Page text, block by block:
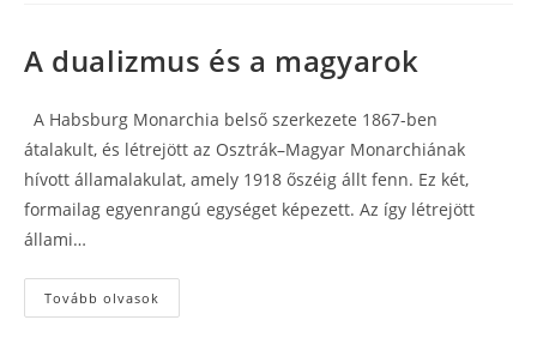
A dualizmus és a magyarok
A Habsburg Monarchia belső szerkezete 1867-ben
átalakult, és létrejött az Osztrák–Magyar Monarchiának
hívott államalakulat, amely 1918 őszéig állt fenn. Ez két,
formailag egyenrangú egységet képezett. Az így létrejött
állami…
Tovább olvasok
dualizmus